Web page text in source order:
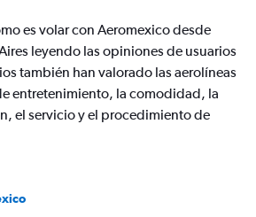
es volar con Aeromexico desde
leyendo las opiniones de usuarios
también han valorado las aerolíneas
entretenimiento, la comodidad, la
el servicio y el procedimiento de